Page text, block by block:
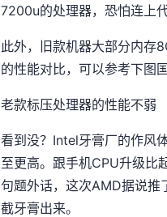
7200u的处理器，恐怕连上
此外，旧款机器大部分内存
的性能对比，可以参考下图
老款标压处理器的性能不弱
看到没？Intel牙膏厂的作风
至更高。跟手机CPU升级比
句题外话，这次AMD据说推
截牙膏出来。